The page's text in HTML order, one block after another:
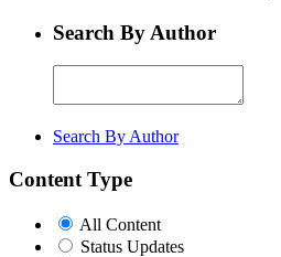
Search By Author
Search By Author
Content Type
All Content
Status Updates